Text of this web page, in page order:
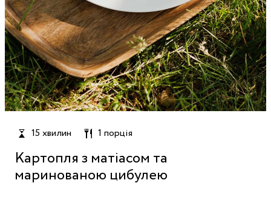
15 хвилин 1 порція
Картопля з матіасом та
маринованою цибулею